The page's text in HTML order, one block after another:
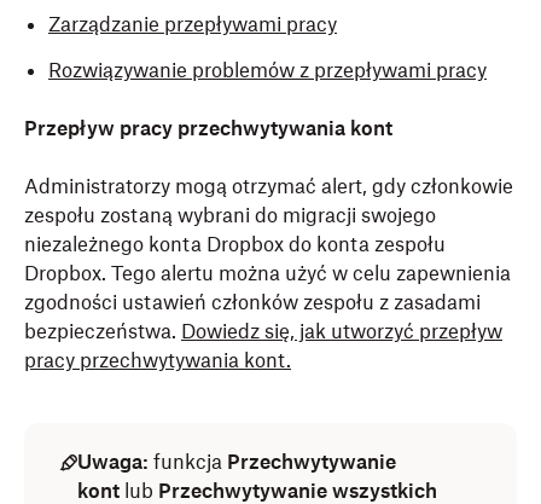
Zarządzanie przepływami pracy
Rozwiązywanie problemów z przepływami pracy
Przepływ pracy przechwytywania kont
Administratorzy mogą otrzymać alert, gdy członkowie
zespołu zostaną wybrani do migracji swojego
niezależnego konta Dropbox do konta zespołu
Dropbox. Tego alertu można użyć w celu zapewnienia
zgodności ustawień członków zespołu z zasadami
bezpieczeństwa. Dowiedz się, jak utworzyć przepływ
pracy przechwytywania kont.
Uwaga: funkcja Przechwytywanie
kont lub Przechwytywanie wszystkich